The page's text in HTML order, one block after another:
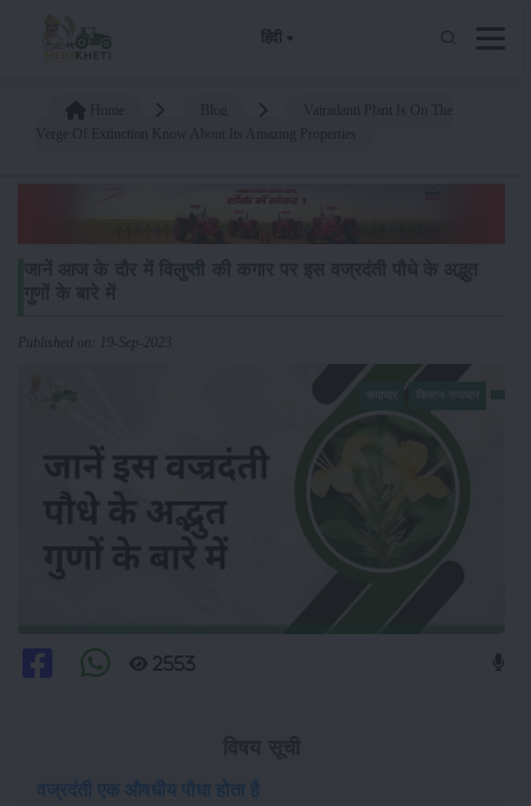
हिंदी
Published on: 19-Sep-2023
2553
वज्रदंती एक औषधीय पौधा होता है